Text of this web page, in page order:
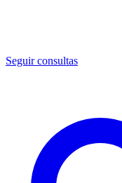
Seguir consultas